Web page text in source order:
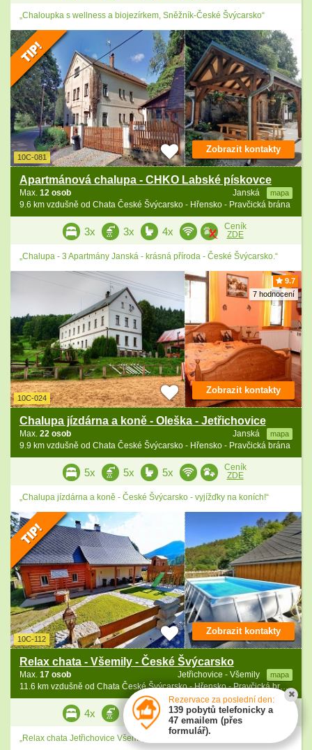
„Chaloupka s wellness a biojezírkem, Sněžník-České Švýcarsko“
10C-081
Apartmánová chalupa - CHKO Labské pískovce
Janská mapa
Max. 12 osob
9.6 km vzdušně od Chata České Švýcarsko - Hřensko - Pravčická brána
Zobrazit kontakty
3x 3x 4x
Ceník
ZDE
„Chalupa - 3 Apartmány Janská - krásná příroda - České Švýcarsko.“
9.7
7 hodnocení
10C-024
Chalupa jízdárna a koně - Oleška - Jetřichovice
Janská mapa
Max. 22 osob
9.9 km vzdušně od Chata České Švýcarsko - Hřensko - Pravčická brána
Zobrazit kontakty
5x 5x 5x
Ceník
ZDE
„Chalupa jízdárna a koně - České Švýcarsko - vyjížďky na koních!“
10C-112
Relax chata - Všemily - České Švýcarsko
Jetřichovice - Všemily mapa
Max. 17 osob
11.6 km vzdušně od Chata České Švýcarsko - Hřensko - Pravčická brána
Zobrazit kontakty
4x 2x 2x
Ceník
ZDE
„Relax chata Jetřichovice Všemily - České Švýcarsko - sauna, vířivka“
Rezervace za poslední den:
139 pobytů telefonicky a
47 emailem (přes
formulář).